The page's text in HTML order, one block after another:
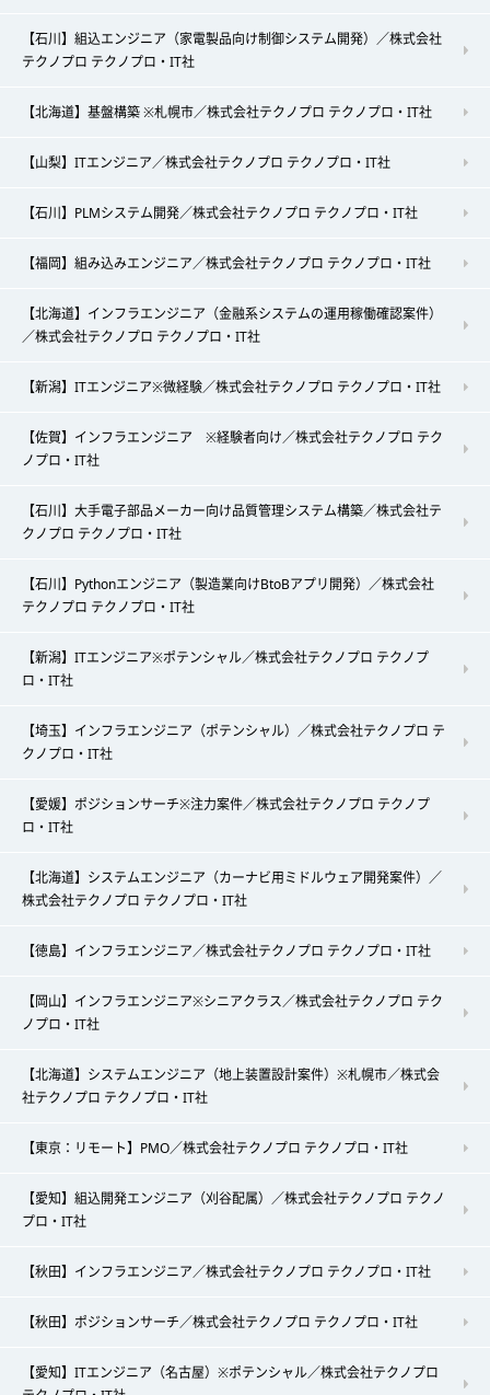
【石川】組込エンジニア（家電製品向け制御システム開発）／株式会社
テクノプロ テクノプロ・IT社
【北海道】基盤構築 ※札幌市／株式会社テクノプロ テクノプロ・IT社
【山梨】ITエンジニア／株式会社テクノプロ テクノプロ・IT社
【石川】PLMシステム開発／株式会社テクノプロ テクノプロ・IT社
【福岡】組み込みエンジニア／株式会社テクノプロ テクノプロ・IT社
【北海道】インフラエンジニア（金融系システムの運用稼働確認案件）
／株式会社テクノプロ テクノプロ・IT社
【新潟】ITエンジニア※微経験／株式会社テクノプロ テクノプロ・IT社
【佐賀】インフラエンジニア ※経験者向け／株式会社テクノプロ テク
ノプロ・IT社
【石川】大手電子部品メーカー向け品質管理システム構築／株式会社テ
クノプロ テクノプロ・IT社
【石川】Pythonエンジニア（製造業向けBtoBアプリ開発）／株式会社
テクノプロ テクノプロ・IT社
【新潟】ITエンジニア※ポテンシャル／株式会社テクノプロ テクノプ
ロ・IT社
【埼玉】インフラエンジニア（ポテンシャル）／株式会社テクノプロ テ
クノプロ・IT社
【愛媛】ポジションサーチ※注力案件／株式会社テクノプロ テクノプ
ロ・IT社
【北海道】システムエンジニア（カーナビ用ミドルウェア開発案件）／
株式会社テクノプロ テクノプロ・IT社
【徳島】インフラエンジニア／株式会社テクノプロ テクノプロ・IT社
【岡山】インフラエンジニア※シニアクラス／株式会社テクノプロ テク
ノプロ・IT社
【北海道】システムエンジニア（地上装置設計案件）※札幌市／株式会
社テクノプロ テクノプロ・IT社
【東京：リモート】PMO／株式会社テクノプロ テクノプロ・IT社
【愛知】組込開発エンジニア（刈谷配属）／株式会社テクノプロ テクノ
プロ・IT社
【秋田】インフラエンジニア／株式会社テクノプロ テクノプロ・IT社
【秋田】ポジションサーチ／株式会社テクノプロ テクノプロ・IT社
【愛知】ITエンジニア（名古屋）※ポテンシャル／株式会社テクノプロ